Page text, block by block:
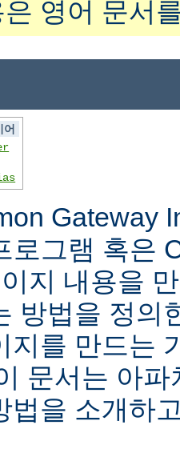
영어 문서
어
Gateway
로그램 혹은
지 내용을
방법을 정의
지를 만드는
문서는 아
법을 소개하